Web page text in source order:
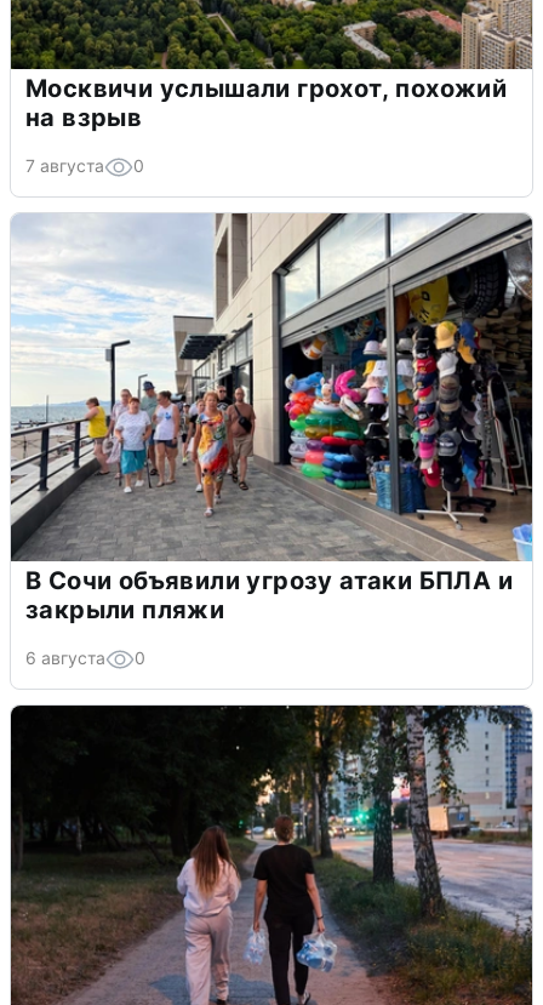
Москвичи услышали грохот, похожий
на взрыв
7 августа 0
В Сочи объявили угрозу атаки БПЛА и
закрыли пляжи
6 августа 0